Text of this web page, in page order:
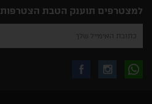
למצטרפים תוענק הטבת הצטרפות
להזין
שלך
להרשמה
לקבלת עקבו